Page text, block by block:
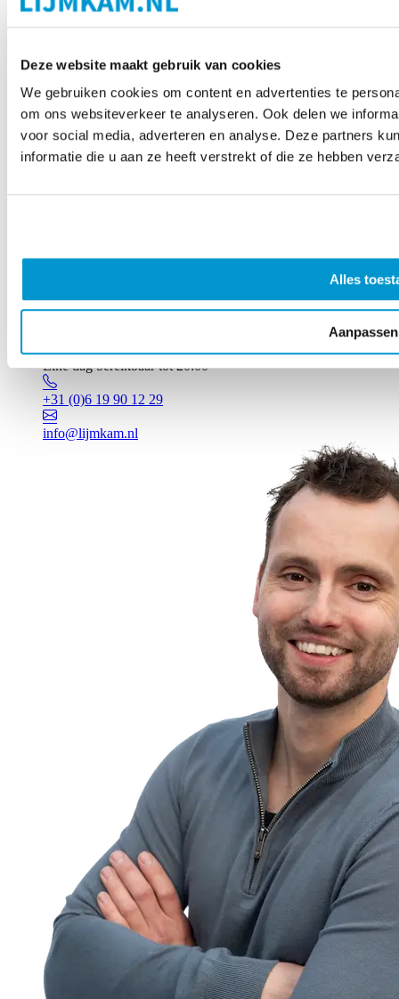
Deze website maakt gebruik van cookies
We gebruiken cookies om content en advertenties te
om ons websiteverkeer te analyseren. Ook delen we
voor social media, adverteren en analyse. Deze partners
informatie die u aan ze heeft verstrekt of die ze hebben
Alles
Aanpassen
Elke dag bereikbaar tot 20:00
+31 (0)6 19 90 12 29
info@lijmkam.nl